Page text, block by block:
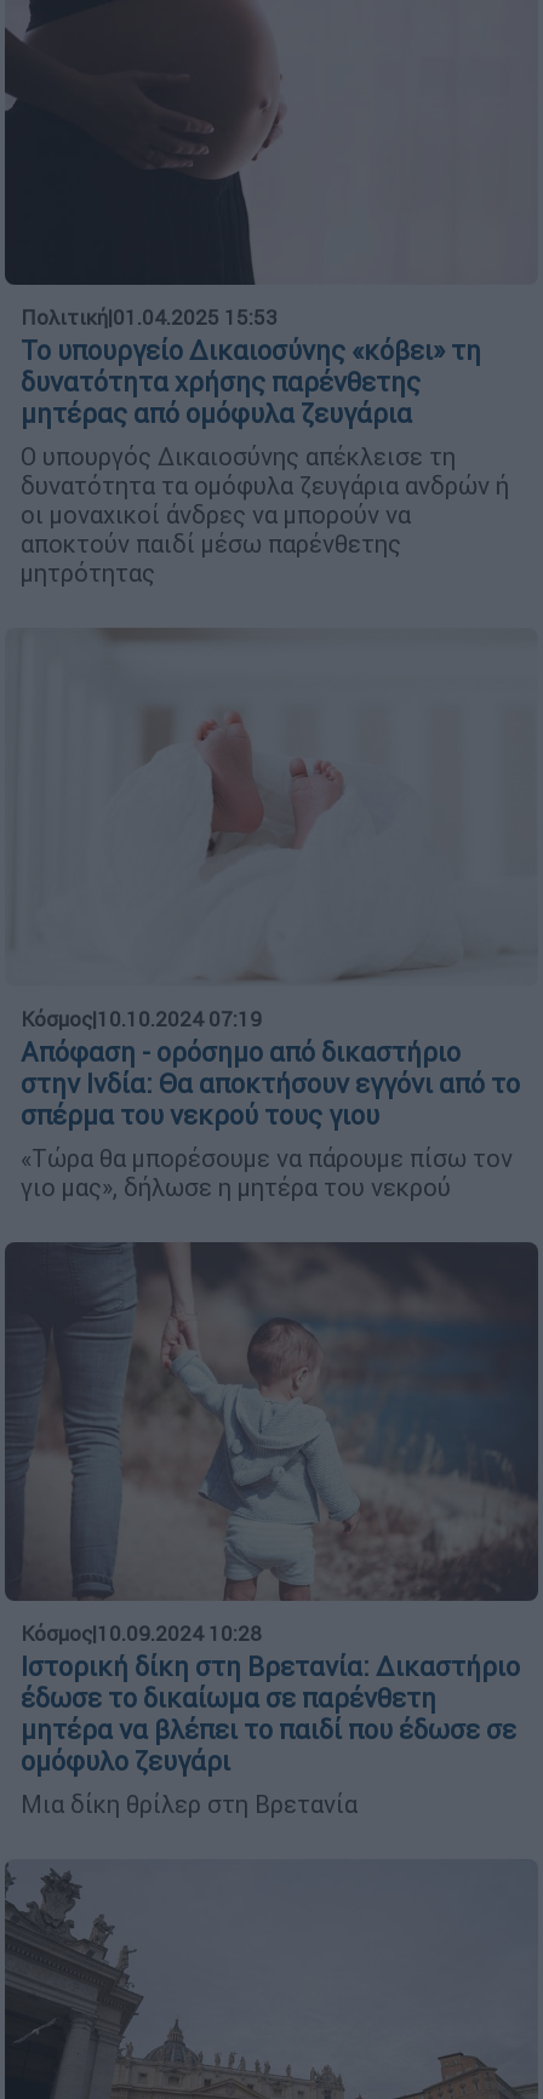
Πολιτική|01.04.2025 15:53
Το υπουργείο Δικαιοσύνης «κόβει» τη
δυνατότητα χρήσης παρένθετης
μητέρας από ομόφυλα ζευγάρια
Ο υπουργός Δικαιοσύνης απέκλεισε τη
δυνατότητα τα ομόφυλα ζευγάρια ανδρών ή
οι μοναχικοί άνδρες να μπορούν να
αποκτούν παιδί μέσω παρένθετης
μητρότητας
Κόσμος|10.10.2024 07:19
Απόφαση - ορόσημο από δικαστήριο
στην Ινδία: Θα αποκτήσουν εγγόνι από το
σπέρμα του νεκρού τους γιου
«Τώρα θα μπορέσουμε να πάρουμε πίσω τον
γιο μας», δήλωσε η μητέρα του νεκρού
Κόσμος|10.09.2024 10:28
Iστορική δίκη στη Βρετανία: Δικαστήριο
έδωσε το δικαίωμα σε παρένθετη
μητέρα να βλέπει το παιδί που έδωσε σε
ομόφυλο ζευγάρι
Μια δίκη θρίλερ στη Βρετανία